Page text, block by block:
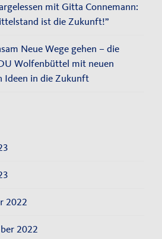
mit Gitta Connemann:
ist die Zukunft!”
Neue Wege gehen – die
Wolfenbüttel mit neuen
Ideen in die Zukunft
2022
2022